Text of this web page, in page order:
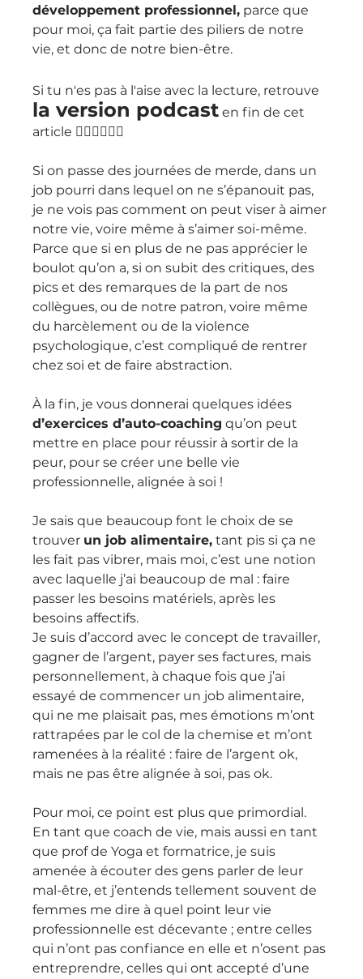
développement professionnel, parce que
pour moi, ça fait partie des piliers de notre
vie, et donc de notre bien-être.
Si tu n'es pas à l'aise avec la lecture, retrouve
la version podcast en fin de cet
article 👇🏻👇🏻👇🏻
Si on passe des journées de merde, dans un
job pourri dans lequel on ne s’épanouit pas,
je ne vois pas comment on peut viser à aimer
notre vie, voire même à s’aimer soi-même.
Parce que si en plus de ne pas apprécier le
boulot qu’on a, si on subit des critiques, des
pics et des remarques de la part de nos
collègues, ou de notre patron, voire même
du harcèlement ou de la violence
psychologique, c’est compliqué de rentrer
chez soi et de faire abstraction.
À la fin, je vous donnerai quelques idées
d’exercices d’auto-coaching qu’on peut
mettre en place pour réussir à sortir de la
peur, pour se créer une belle vie
professionnelle, alignée à soi !
Je sais que beaucoup font le choix de se
trouver un job alimentaire, tant pis si ça ne
les fait pas vibrer, mais moi, c’est une notion
avec laquelle j’ai beaucoup de mal : faire
passer les besoins matériels, après les
besoins affectifs.
Je suis d’accord avec le concept de travailler,
gagner de l’argent, payer ses factures, mais
personnellement, à chaque fois que j’ai
essayé de commencer un job alimentaire,
qui ne me plaisait pas, mes émotions m’ont
rattrapées par le col de la chemise et m’ont
ramenées à la réalité : faire de l’argent ok,
mais ne pas être alignée à soi, pas ok.
Pour moi, ce point est plus que primordial.
En tant que coach de vie, mais aussi en tant
que prof de Yoga et formatrice, je suis
amenée à écouter des gens parler de leur
mal-être, et j’entends tellement souvent de
femmes me dire à quel point leur vie
professionnelle est décevante ; entre celles
qui n’ont pas confiance en elle et n’osent pas
entreprendre, celles qui ont accepté d’une